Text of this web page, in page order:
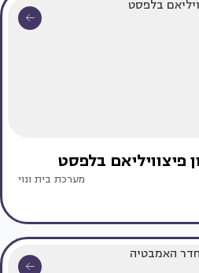
פיצוויליאם בלפסט
מערכת בית ונוי